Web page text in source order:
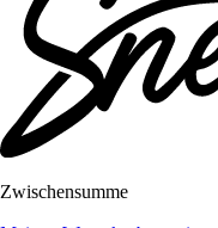
Zwischensumme